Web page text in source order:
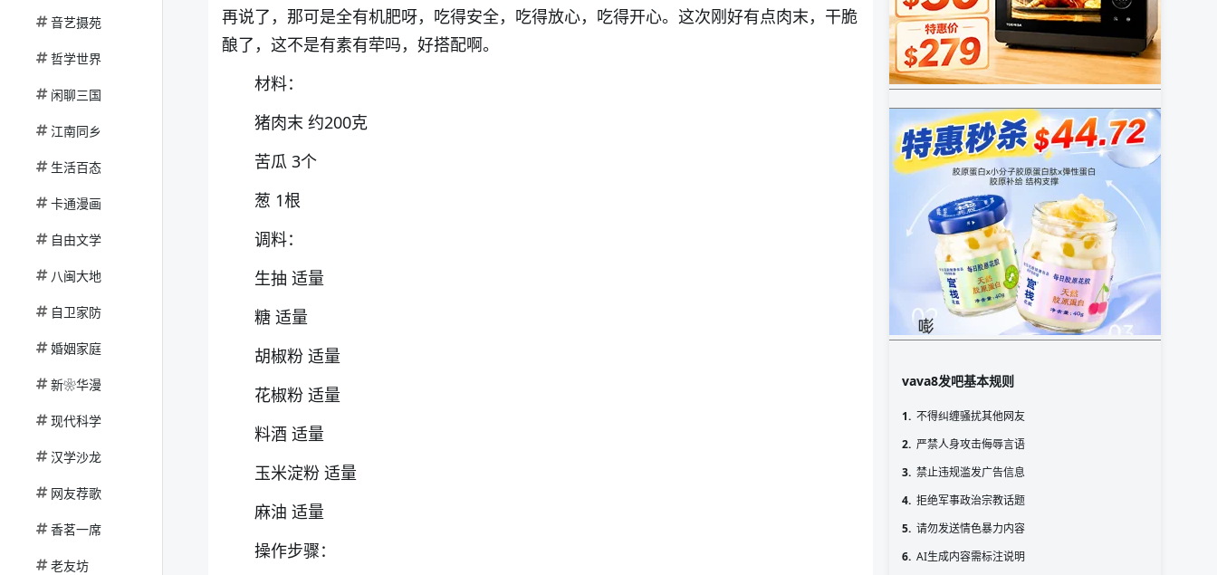
音艺摄苑
哲学世界
闲聊三国
江南同乡
生活百态
卡通漫画
自由文学
八闽大地
自卫家防
婚姻家庭
新❀华漫
现代科学
汉学沙龙
网友荐歌
香茗一席
老友坊
再说了，那可是全有机肥呀，吃得安全，吃得放心，吃得开心。这次刚好有点肉末，干脆
酿了，这不是有素有荦吗，好搭配啊。
材料：
猪肉末 约200克
苦瓜 3个
葱 1根
调料：
生抽 适量
糖 适量
胡椒粉 适量
花椒粉 适量
料酒 适量
玉米淀粉 适量
麻油 适量
操作步骤：
vava8发吧基本规则
1. 不得纠缠骚扰其他网友
2. 严禁人身攻击侮辱言语
3. 禁止违规滥发广告信息
4. 拒绝军事政治宗教话题
5. 请勿发送情色暴力内容
6. AI生成内容需标注说明